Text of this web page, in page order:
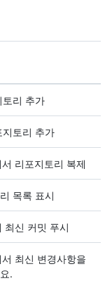
토리 추가
지토리 추가
리포지토리 복제
목록 표시
최신 커밋 푸시
최신 변경사항을
.